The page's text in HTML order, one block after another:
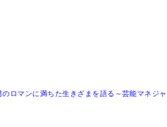
ロマンに満ちた生きざまを語る～芸能マネジ